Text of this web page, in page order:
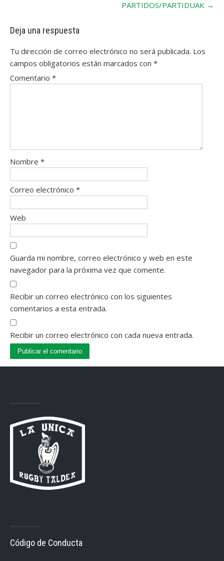
PARTIDOS/PARTIDUAK →
Deja una respuesta
Tu dirección de correo electrónico no será publicada. Los
campos obligatorios están marcados con *
Comentario *
Nombre *
Correo electrónico *
Web
Guarda mi nombre, correo electrónico y web en este
navegador para la próxima vez que comente.
Recibir un correo electrónico con los siguientes
comentarios a esta entrada.
Recibir un correo electrónico con cada nueva entrada.
Código de Conducta